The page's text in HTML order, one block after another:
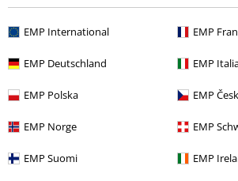
EMP International EMP
EMP Deutschland EMP
EMP Polska EMP
EMP Norge EMP
EMP Suomi EMP
Recensione verificata
Il commento è stato utile?
Commenta